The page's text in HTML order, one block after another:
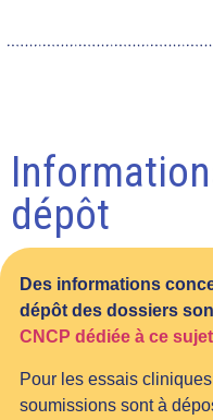
dépôt
Des informations
dépôt des dossiers
CNCP dédiée à ce sujet
Pour les essais
soumissions sont à